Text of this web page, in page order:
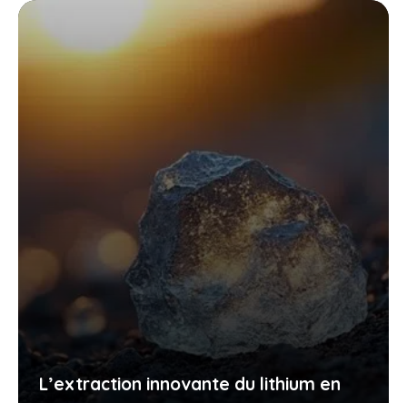
L’extraction innovante du lithium en